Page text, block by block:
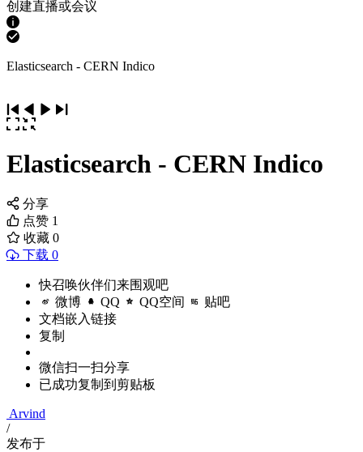
创建直播或会议
Elasticsearch - CERN Indico
Elasticsearch - CERN Indico
分享
点赞 1
收藏 0
下载 0
快召唤伙伴们来围观吧
微博 QQ QQ空间 贴吧
文档嵌入链接
复制
微信扫一扫分享
已成功复制到剪贴板
Arvind
/
发布于